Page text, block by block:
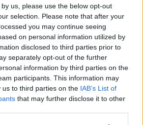
us, please use the below opt-out
selection. Please note that after your
you may continue seeing
on personal information utilized by
disclosed to third parties prior to
separately opt-out of the further
information by third parties on the
participants. This information may
us to third parties on the IAB’s List of
that may further disclose it to other
Mobil
som känns större invändigt än